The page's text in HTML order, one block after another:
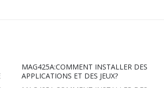
MAG425A:COMMENT INSTALLER DES
APPLICATIONS ET DES JEUX?